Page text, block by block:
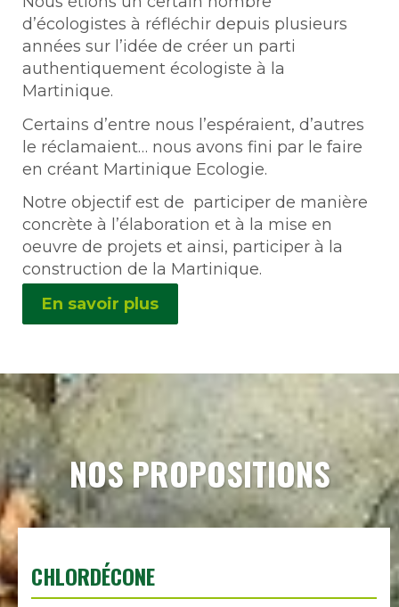
d’écologistes à réfléchir depuis plusieurs
années sur l’idée de créer un parti
authentiquement écologiste à la
Martinique.
Certains d’entre nous l’espéraient, d’autres
le réclamaient… nous avons fini par le faire
en créant Martinique Ecologie.
Notre objectif est de participer de manière
concrète à l’élaboration et à la mise en
oeuvre de projets et ainsi, participer à la
construction de la Martinique.
En savoir plus
NOS PROPOSITIONS
CHLORDÉCONE